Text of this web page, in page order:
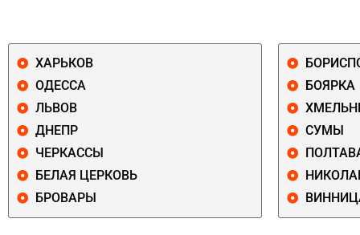
ХАРЬКОВ
ОДЕССА
ЛЬВОВ
ДНЕПР
ЧЕРКАССЫ
БЕЛАЯ ЦЕРКОВЬ
БРОВАРЫ
БОЯРКА
СУМЫ